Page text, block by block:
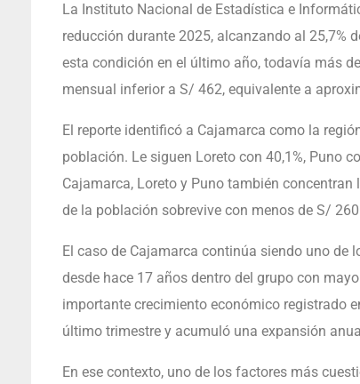
La Instituto Nacional de Estadística e
reducción durante 2025, alcanzando al 25,7%
esta condición en el último año, todavía más
mensual inferior a S/ 462, equivalente a
El reporte identificó a Cajamarca como la
población. Le siguen Loreto con 40,1%, Puno
Cajamarca, Loreto y Puno también
de la población sobrevive con menos de S/
El caso de Cajamarca continúa siendo uno de
desde hace 17 años dentro del grupo con
importante crecimiento económico registrado
último trimestre y acumuló una expansión
En ese contexto, uno de los factores más